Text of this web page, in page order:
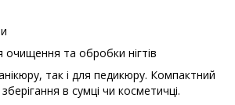
очищення та обробки нігтів
так і для педикюру. Компактний
в сумці чи косметичці.